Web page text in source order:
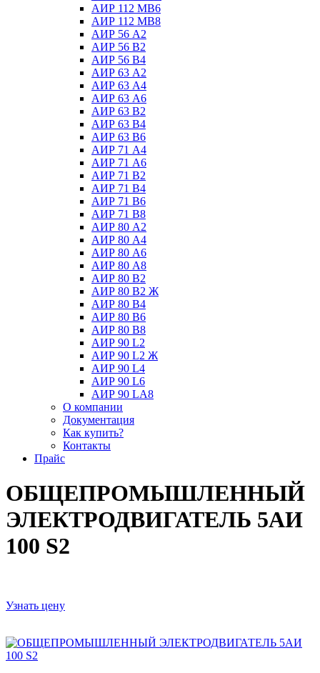
АИР 112 МВ6
АИР 112 МВ8
АИР 56 А2
АИР 56 В2
АИР 56 В4
АИР 63 А2
АИР 63 А4
АИР 63 А6
АИР 63 В2
АИР 63 В4
АИР 63 В6
АИР 71 А4
АИР 71 А6
АИР 71 В2
АИР 71 В4
АИР 71 В6
АИР 71 В8
АИР 80 А2
АИР 80 А4
АИР 80 А6
АИР 80 А8
АИР 80 В2
АИР 80 В2 Ж
АИР 80 В4
АИР 80 В6
АИР 80 В8
АИР 90 L2
АИР 90 L2 Ж
АИР 90 L4
АИР 90 L6
АИР 90 LА8
О компании
Документация
Как купить?
Контакты
Прайс
ОБЩЕПРОМЫШЛЕННЫЙ
ЭЛЕКТРОДВИГАТЕЛЬ 5АИ
100 S2
Узнать цену